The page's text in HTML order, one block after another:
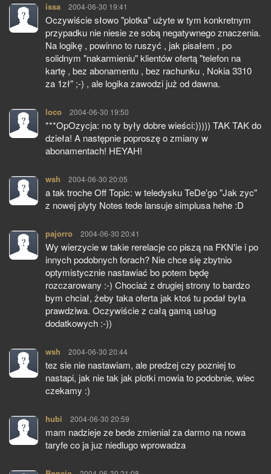
issa pisze:
2004-06-30 19:41
Oczywiście słowo "plotka" użyte w tym konkretnym
przypadku nie niesie ze sobą negatywnego znaczenia.
Na logikę , powinno to ruszyć , jak pisałem , po
solidnym "nakarmieniu" klientów ofertą "telefon na
kartę , bez abonamentu , bez rachunku , Nokia 3310
za 1zł" ;-) , ale logika zawodzi już od dawna.
loco pisze:
2004-06-30 19:50
***OpOzycja: no ty były dobre wieści:))))) TAK TAK do
dzieła! A następnie poproszę o zmiany w
abonamentach! HEYAH!
wsh pisze:
2004-06-30 20:05
a tak troche Off Topic: w teledysku TeDe'go "Jak zyc"
z nowej plyty Notes tede lansuje simplusa hehe :D
pajorro pisze:
2004-06-30 20:41
Wy wierzycie w takie rerelacje co piszą na FKN'ie i po
innych podobnych forach? Nie chce się zbytnio
optymistycznie nastawiać bo potem będę
rozczarowany :-) Chociaż z drugiej strony to bardzo
bym chciał, żeby taka oferta jak ktoś tu podał była
prawdziwa. Oczywiście z całą gamą usług
dodatkowych :-))
wsh pisze:
2004-06-30 20:44
tez sie nie nastawiam, ale predzej czy pozniej to
nastapi, jak nie tak jak plotki mowia to podobnie, wiec
czekamy :)
hubi pisze:
2004-06-30 20:59
mam nadzieje ze bede zmienial za darmo na nowa
taryfe co ja juz niedlugo wprowadza